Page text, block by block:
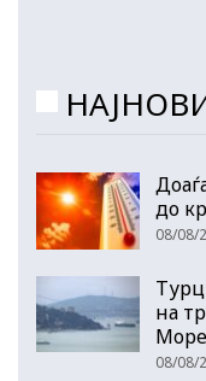
до
08/08/
на
08/08/